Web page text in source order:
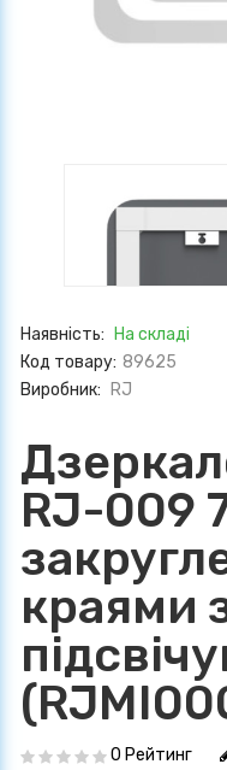
Наявність:
На складі
Код товару: 89625
Виробник:
RJ
RJ-009
краями
0 Рейтинг